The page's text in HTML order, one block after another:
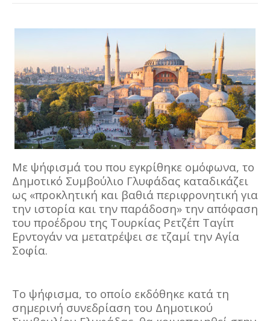
Με ψήφισμά του που εγκρίθηκε ομόφωνα, το
Δημοτικό Συμβούλιο Γλυφάδας καταδικάζει
ως «προκλητική και βαθιά περιφρονητική για
την ιστορία και την παράδοση» την απόφαση
του προέδρου της Τουρκίας Ρετζέπ Ταγίπ
Ερντογάν να μετατρέψει σε τζαμί την Αγία
Σοφία.
Το ψήφισμα, το οποίο εκδόθηκε κατά τη
σημερινή συνεδρίαση του Δημοτικού